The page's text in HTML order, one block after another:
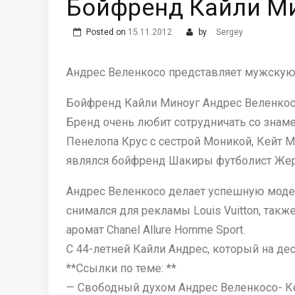
Бойфренд Кайли
Posted on 15.11.2012 by Sergey
Андрес Веленкосо представляет
Бойфренд Кайли Миноуг Андрес
Бренд очень любит сотрудничать со
Пенелопа Крус с сестрой Моникой, Кейт
являлся бойфренд Шакиры футболист
Андрес Веленкосо делает успешную
снимался для рекламы Louis Vuitton,
аромат Chanel Allure Homme Sport.
С 44-летней Кайли Андрес, который на
**Ссылки по теме: **
— Свободный духом Андрес Веленкосо-